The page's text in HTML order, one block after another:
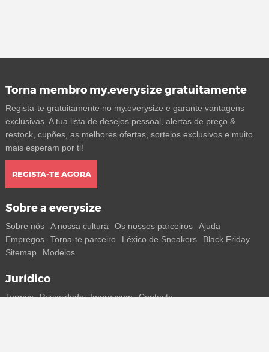
Torna membro my.everysize gratuitamente
Regista-te gratuitamente no my.everysize e garante vantagens
exclusivas. A tua lista de desejos pessoal, alertas de preço &
restock, cupões, as melhores ofertas, sorteios exclusivos e muito
mais esperam por ti!
REGISTA-TE AGORA
Sobre a everysize
Sobre nós A nossa cultura Os nossos parceiros
Ajuda
Empregos
Torna-te parceiro Léxico de Sneakers
Black Friday
Sitemap
Modelos
Jurídico
Termos Privacidade Impressum Contacto